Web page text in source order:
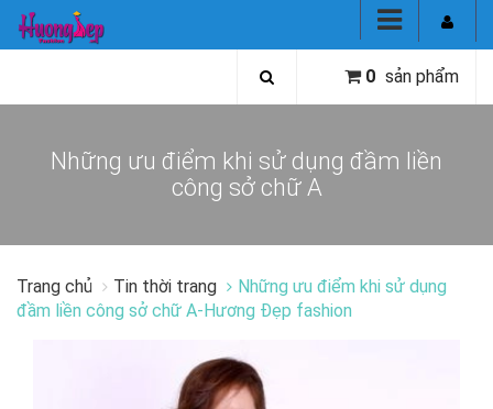
0 sản phẩm
Những ưu điểm khi sử dụng đầm liền
công sở chữ A
Trang chủ Tin thời trang
Những ưu điểm khi sử dụng
đầm liền công sở chữ A-Hương Đẹp fashion